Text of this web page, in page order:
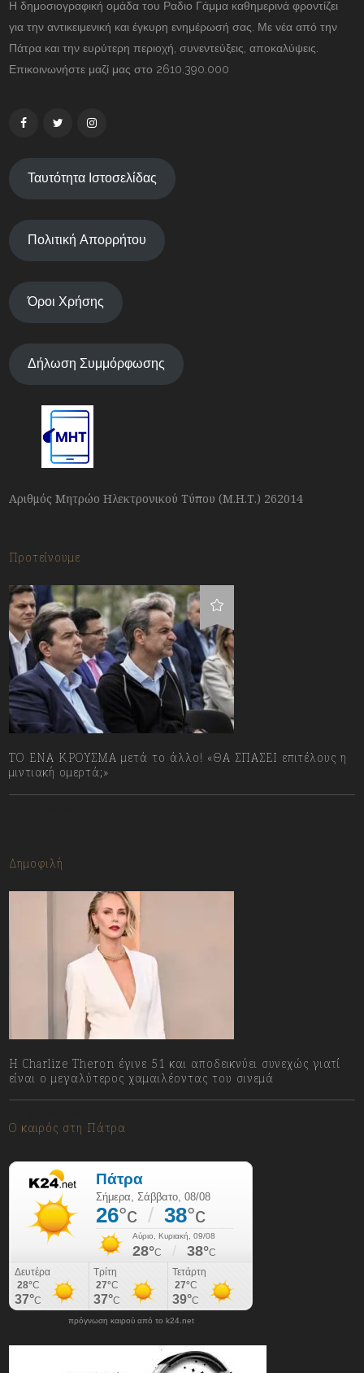
Η δημοσιογραφική ομάδα του Ραδιο Γάμμα καθημερινά φροντίζει
για την αντικειμενική και έγκυρη ενημέρωσή σας. Με νέα από την
Πάτρα και την ευρύτερη περιοχή, συνεντεύξεις, αποκαλύψεις.
Επικοινωνήστε μαζί μας στο 2610.390.000
Ταυτότητα Ιστοσελίδας
Πολιτική Απορρήτου
Όροι Χρήσης
Δήλωση Συμμόρφωσης
Αριθμός Μητρώο Ηλεκτρονικού Τύπου (Μ.Η.Τ.) 262014
Προτείνουμε
ΤΟ ΕΝΑ ΚΡΟΥΣΜΑ μετά το άλλο! «ΘΑ ΣΠΑΣΕΙ επιτέλους η
μιντιακή ομερτά;»
Δημοφιλή
Η Charlize Theron έγινε 51 και αποδεικνύει συνεχώς γιατί
είναι ο μεγαλύτερος χαμαιλέοντας του σινεμά
Ο καιρός στη Πάτρα
πρόγνωση καιρού από το k24.net